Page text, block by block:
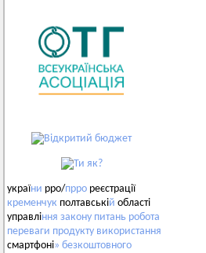
україни рро/прро реєстрації
кременчук полтавській області
управління закону питань робота
переваги продукту використання
смартфоні» безкоштовного